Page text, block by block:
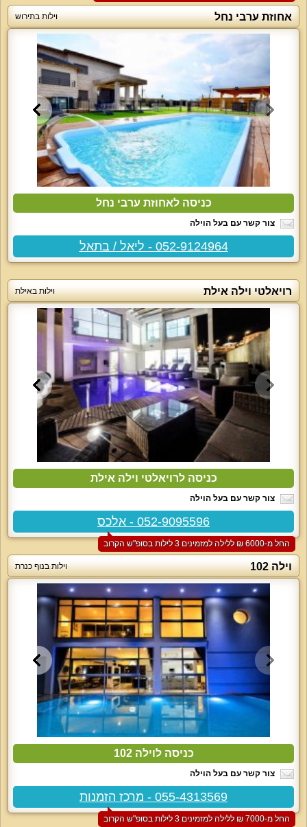
אחוזת ערבי נחל וילות בתירוש
כניסה לאחוזת ערבי נחל
צור קשר עם בעל הוילה
052-9124964 - ליאל / בתאל
רויאלטי וילה אילת וילות באילת
כניסה לרויאלטי וילה אילת
צור קשר עם בעל הוילה
052-9095596 - אלכס
החל מ-‏6000 ₪ ללילה למזמינים 3 לילות בסופ"ש הקרוב
וילה 102 וילות בנוף כנרת
כניסה לוילה 102
צור קשר עם בעל הוילה
055-4313569 - מרכז הזמנות
החל מ-‏7000 ₪ ללילה למזמינים 3 לילות בסופ"ש הקרוב